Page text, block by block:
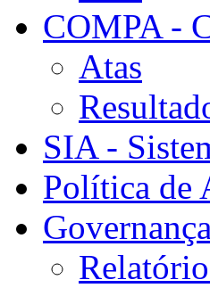
COMPA -
Atas
SIA -
Política de
Governança